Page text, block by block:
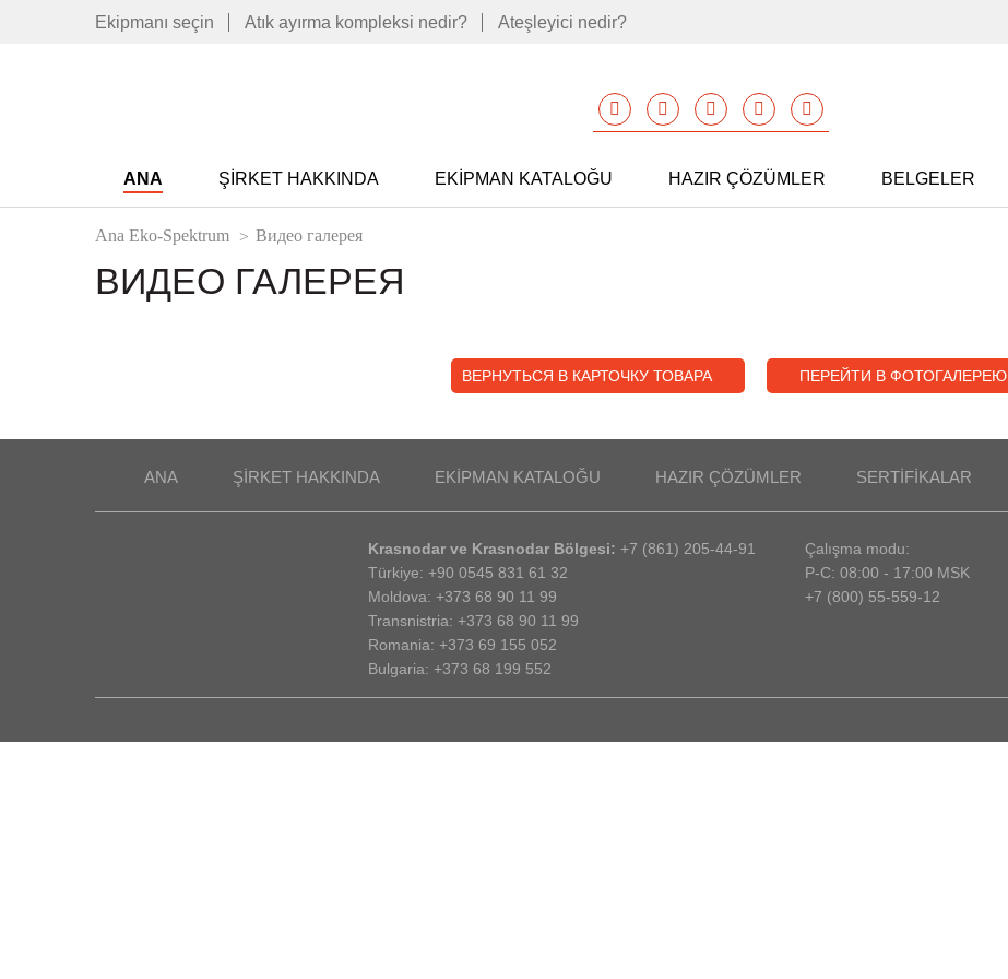
Ekipmanı seçin Atık ayırma kompleksi nedir? Ateşleyici nedir?
ANA ŞIRKET HAKKINDA EKIPMAN KATALOĞU HAZIR ÇÖZÜMLER BELGELER
Ana Eko-Spektrum Видео галерея
ВИДЕО ГАЛЕРЕЯ
ВЕРНУТЬСЯ В КАРТОЧКУ ТОВАРА ПЕРЕЙТИ В ФОТОГАЛЕРЕЮ
ANA ŞIRKET HAKKINDA EKIPMAN KATALOĞU HAZIR ÇÖZÜMLER SERTIFIKALAR
Krasnodar ve Krasnodar Bölgesi: +7 (861) 205-44-91
Türkiye: +90 0545 831 61 32
Moldova: +373 68 90 11 99
Transnistria: +373 68 90 11 99
Romania: +373 69 155 052
Bulgaria: +373 68 199 552
Çalışma modu:
P-C: 08:00 - 17:00 MSK
+7 (800) 55-559-12